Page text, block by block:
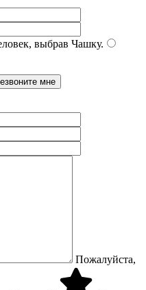
выбрав Чашку.
Пожалуйста,